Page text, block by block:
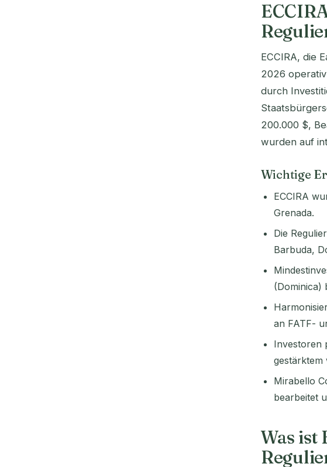
ECCIRA, die
2026
durch
200.000 $,
wurden auf
Wichtige
ECCIRA
Grenada.
Die
Barbuda,
(Dominica)
an FATF-
Investoren
gestärktem
Mirabello
bearbeitet
Was ist